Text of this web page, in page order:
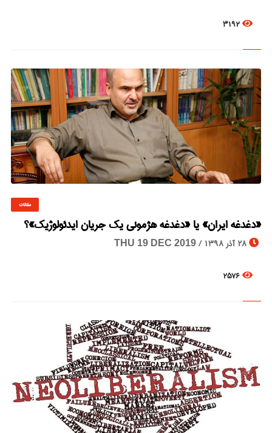
3192
مقالات
«دغدغه ایران» یا «دغدغه هژمونی یک جریان ایدئولوژیک»؟
28 آذر 1398 / THU 19 DEC 2019
2576